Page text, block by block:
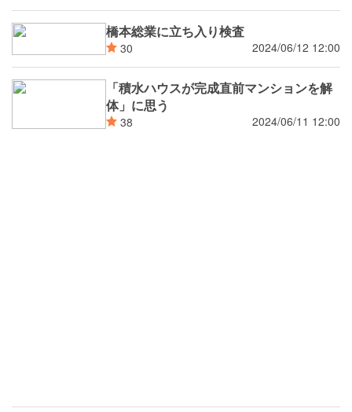
橋本総業に立ち入り検査
30 2024/06/12 12:00
「積水ハウスが完成直前マンションを解
体」に思う
38 2024/06/11 12:00